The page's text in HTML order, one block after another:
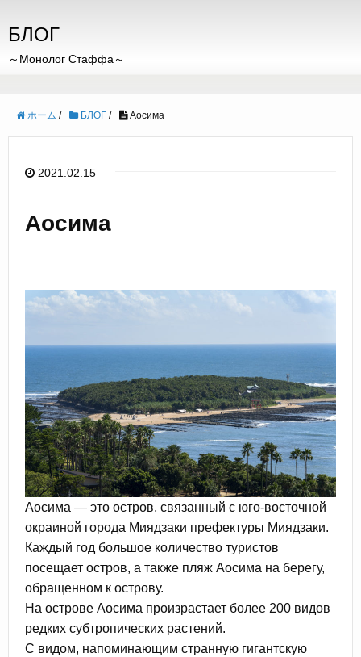
БЛОГ
～Монолог Стаффа～
ホーム / БЛОГ / Аосима
2021.02.15
Аосима
Аосима — это остров, связанный с юго-восточной
окраиной города Миядзаки префектуры Миядзаки.
Каждый год большое количество туристов
посещает остров, а также пляж Аосима на берегу,
обращенном к острову.
На острове Аосима произрастает более 200 видов
редких субтропических растений.
С видом, напоминающим странную гигантскую